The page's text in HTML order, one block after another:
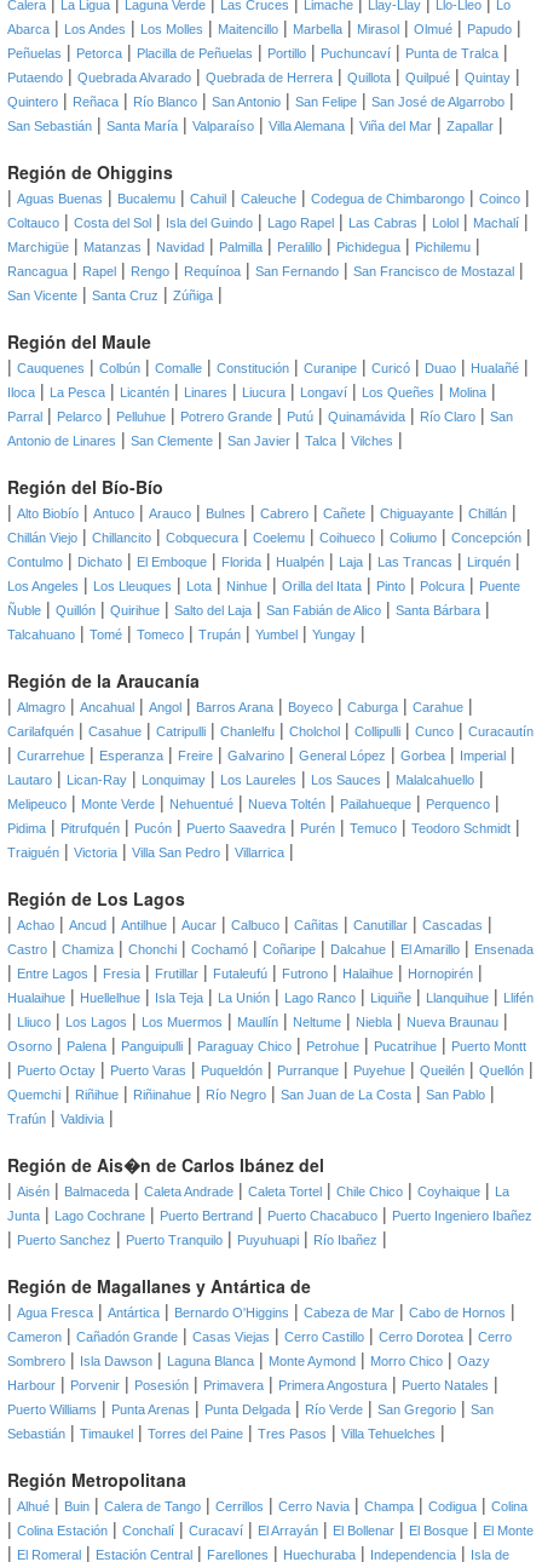
Calera
La Ligua Laguna Verde Las Cruces Limache Llay-Llay Llo-Lleo
Lo
Abarca | Los Andes | Los Molles | Maitencillo | Marbella | Mirasol | Olmué | Papudo |
Peñuelas | Petorca | Placilla de Peñuelas | Portillo | Puchuncaví | Punta de Tralca |
Putaendo | Quebrada Alvarado | Quebrada de Herrera | Quillota | Quilpué | Quintay |
Quintero | Reñaca | Río Blanco | San Antonio | San Felipe | San José de Algarrobo |
San Sebastián | Santa María | Valparaíso | Villa Alemana | Viña del Mar | Zapallar |
Región de Ohiggins
| Aguas Buenas | Bucalemu | Cahuil | Caleuche | Codegua de Chimbarongo | Coinco |
Coltauco | Costa del Sol | Isla del Guindo | Lago Rapel | Las Cabras | Lolol | Machalí |
Marchigüe | Matanzas | Navidad | Palmilla | Peralillo | Pichidegua | Pichilemu |
Rancagua | Rapel | Rengo | Requínoa | San Fernando | San Francisco de Mostazal |
San Vicente | Santa Cruz | Zúñiga |
Región del Maule
| Cauquenes | Colbún | Comalle | Constitución | Curanipe | Curicó | Duao | Hualañé |
Iloca | La Pesca | Licantén | Linares | Liucura | Longaví | Los Queñes | Molina |
Parral | Pelarco | Pelluhue | Potrero Grande | Putú | Quinamávida | Río Claro | San
Antonio de Linares | San Clemente | San Javier | Talca | Vilches |
Región del Bío-Bío
| Alto Biobío | Antuco | Arauco | Bulnes | Cabrero | Cañete | Chiguayante | Chillán |
Chillán Viejo | Chillancito | Cobquecura | Coelemu | Coihueco | Coliumo | Concepción |
Contulmo | Dichato | El Emboque | Florida | Hualpén | Laja | Las Trancas | Lirquén |
Los Angeles | Los Lleuques | Lota | Ninhue | Orilla del Itata | Pinto | Polcura | Puente
Ñuble | Quillón | Quirihue | Salto del Laja | San Fabián de Alico | Santa Bárbara |
Talcahuano | Tomé | Tomeco | Trupán | Yumbel | Yungay |
Región de la Araucanía
| Almagro | Ancahual | Angol | Barros Arana | Boyeco | Caburga | Carahue |
Carilafquén | Casahue | Catripulli | Chanlelfu | Cholchol | Collipulli | Cunco | Curacautín
| Curarrehue | Esperanza | Freire | Galvarino | General López | Gorbea | Imperial |
Lautaro | Lican-Ray | Lonquimay | Los Laureles | Los Sauces | Malalcahuello |
Melipeuco | Monte Verde | Nehuentué | Nueva Toltén | Pailahueque | Perquenco |
Pidima | Pitrufquén | Pucón | Puerto Saavedra | Purén | Temuco | Teodoro Schmidt |
Traiguén | Victoria | Villa San Pedro | Villarrica |
Región de Los Lagos
| Achao | Ancud | Antilhue | Aucar | Calbuco | Cañitas | Canutillar | Cascadas |
Castro | Chamiza | Chonchi | Cochamó | Coñaripe | Dalcahue | El Amarillo | Ensenada
| Entre Lagos | Fresia | Frutillar | Futaleufú | Futrono | Halaihue | Hornopirén |
Hualaihue | Huellelhue | Isla Teja | La Unión | Lago Ranco | Liquiñe | Llanquihue | Llifén
| Lliuco | Los Lagos | Los Muermos | Maullín | Neltume | Niebla | Nueva Braunau |
Osorno | Palena | Panguipulli | Paraguay Chico | Petrohue | Pucatrihue | Puerto Montt
| Puerto Octay | Puerto Varas | Puqueldón | Purranque | Puyehue | Queilén | Quellón |
Quemchi | Riñihue | Riñinahue | Río Negro | San Juan de La Costa | San Pablo |
Trafún | Valdivia |
Región de Ais�n de Carlos Ibánez del
| Aisén | Balmaceda | Caleta Andrade | Caleta Tortel | Chile Chico | Coyhaique |
La
Junta | Lago Cochrane | Puerto Bertrand | Puerto Chacabuco | Puerto Ingeniero Ibañez
| Puerto Sanchez | Puerto Tranquilo | Puyuhuapi | Río Ibañez |
Región de Magallanes y Antártica de
| Agua Fresca | Antártica | Bernardo O'Higgins | Cabeza de Mar | Cabo de Hornos |
Cameron | Cañadón Grande | Casas Viejas | Cerro Castillo | Cerro Dorotea | Cerro
Sombrero | Isla Dawson | Laguna Blanca | Monte Aymond | Morro Chico | Oazy
Harbour | Porvenir | Posesión | Primavera | Primera Angostura | Puerto Natales |
Puerto Williams | Punta Arenas | Punta Delgada | Río Verde | San Gregorio | San
Sebastián | Timaukel | Torres del Paine | Tres Pasos | Villa Tehuelches |
Región Metropolitana
| Alhué | Buin | Calera de Tango | Cerrillos | Cerro Navia | Champa | Codigua | Colina
| Colina Estación | Conchalí | Curacaví | El Arrayán | El Bollenar | El Bosque | El Monte
| El Romeral | Estación Central | Farellones | Huechuraba | Independencia | Isla de